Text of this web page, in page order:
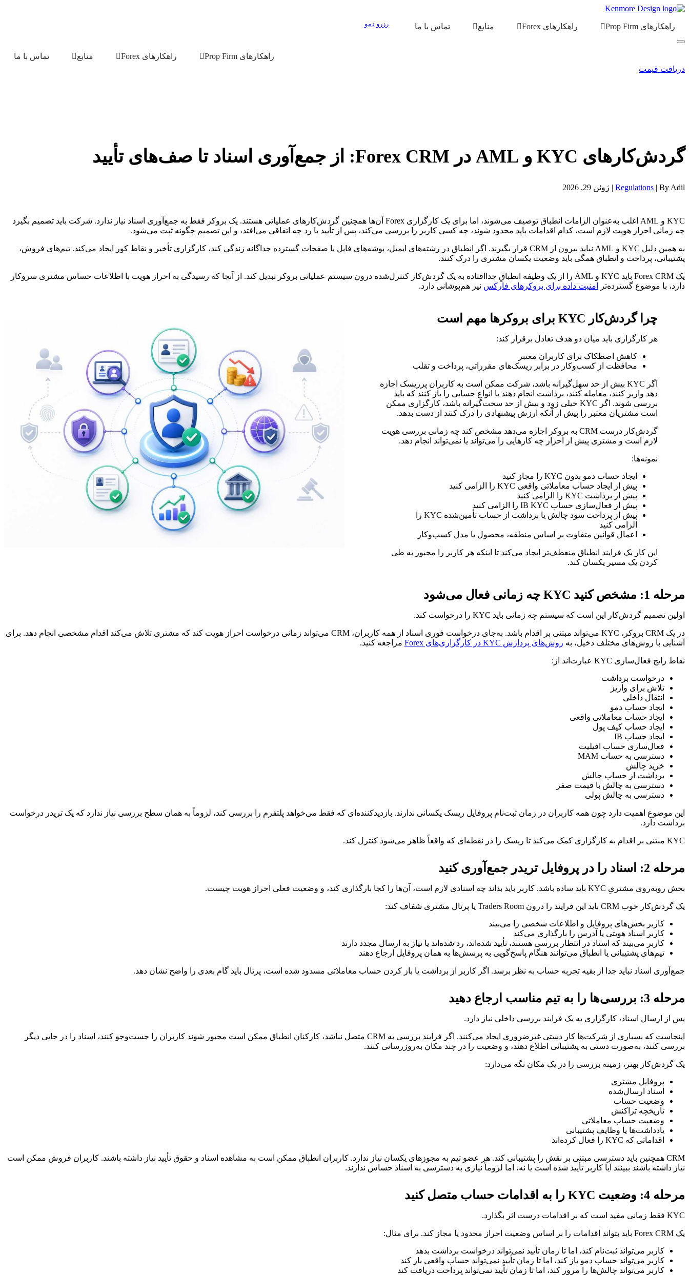
راهکارهای Prop Firm راهکارهای Forex منابع تماس با ما رزرو دمو
راهکارهای Prop Firm راهکارهای Forex منابع
تماس با ما
دریافت قیمت
گردش‌کارهای KYC و AML در Forex CRM: از جمع‌آوری اسناد تا صف‌های تأیید
By Adil |
Regulations | ژوئن 29, 2026
KYC و AML اغلب به‌عنوان الزامات انطباق توصیف می‌شوند، اما برای یک کارگزاری Forex آن‌ها همچنین گردش‌کارهای عملیاتی هستند. یک بروکر فقط به جمع‌آوری اسناد نیاز ندارد. شرکت باید تصمیم بگیرد
چه زمانی احراز هویت لازم است، کدام اقدامات باید محدود شوند، چه کسی کاربر را بررسی می‌کند، پس از تأیید یا رد چه اتفاقی می‌افتد، و این تصمیم چگونه ثبت می‌شود.
به همین دلیل KYC و AML نباید بیرون از CRM قرار بگیرند. اگر انطباق در رشته‌های ایمیل، پوشه‌های فایل یا صفحات گسترده جداگانه زندگی کند، کارگزاری تأخیر و نقاط کور ایجاد می‌کند. تیم‌های فروش،
پشتیبانی، پرداخت و انطباق همگی باید وضعیت یکسان مشتری را درک کنند.
یک Forex CRM باید KYC و AML را از یک وظیفه انطباقِ جداافتاده به یک گردش‌کار کنترل‌شده درون سیستم عملیاتی بروکر تبدیل کند. از آنجا که رسیدگی به احراز هویت با اطلاعات حساس مشتری سروکار
دارد، با موضوع گسترده‌تر
امنیت داده برای بروکرهای فارکس نیز هم‌پوشانی دارد.
چرا گردش‌کار KYC برای بروکرها مهم است
هر کارگزاری باید میان دو هدف تعادل برقرار کند:
کاهش اصطکاک برای کاربران معتبر
محافظت از کسب‌وکار در برابر ریسک‌های مقرراتی، پرداخت و تقلب
اگر KYC بیش از حد سهل‌گیرانه باشد، شرکت ممکن است به کاربران پرریسک اجازه
دهد واریز کنند، معامله کنند، برداشت انجام دهند یا انواع حسابی را باز کنند که باید
بررسی شوند. اگر KYC خیلی زود و بیش از حد سخت‌گیرانه باشد، کارگزاری ممکن
است مشتریان معتبر را پیش از آنکه ارزش پیشنهادی را درک کنند از دست بدهد.
گردش‌کار درست CRM به بروکر اجازه می‌دهد مشخص کند چه زمانی بررسی هویت
لازم است و مشتری پیش از احراز چه کارهایی را می‌تواند یا نمی‌تواند انجام دهد.
نمونه‌ها:
ایجاد حساب دمو بدون KYC را مجاز کنید
پیش از ایجاد حساب معاملاتی واقعی KYC را الزامی کنید
پیش از برداشت KYC را الزامی کنید
پیش از فعال‌سازی حساب IB KYC را الزامی کنید
پیش از پرداخت سود چالش یا برداشت از حساب تأمین‌شده KYC را
الزامی کنید
اعمال قوانین متفاوت بر اساس منطقه، محصول یا مدل کسب‌وکار
این کار یک فرایند انطباق منعطف‌تر ایجاد می‌کند تا اینکه هر کاربر را مجبور به طی
کردن یک مسیر یکسان کند.
مرحله 1: مشخص کنید KYC چه زمانی فعال می‌شود
اولین تصمیم گردش‌کار این است که سیستم چه زمانی باید KYC را درخواست کند.
در یک CRM بروکر، KYC می‌تواند مبتنی بر اقدام باشد. به‌جای درخواست فوری اسناد از همه کاربران، CRM می‌تواند زمانی درخواست احراز هویت کند که مشتری تلاش می‌کند اقدام مشخصی انجام دهد. برای
آشنایی با روش‌های مختلف دخیل، به روش‌های پردازش KYC در کارگزاری‌های Forex مراجعه کنید.
نقاط رایج فعال‌سازی KYC عبارت‌اند از:
درخواست برداشت
تلاش برای واریز
انتقال داخلی
ایجاد حساب دمو
ایجاد حساب معاملاتی واقعی
ایجاد حساب کیف پول
ایجاد حساب IB
فعال‌سازی حساب افیلیت
دسترسی به حساب MAM
خرید چالش
برداشت از حساب چالش
دسترسی به چالش با قیمت صفر
دسترسی به چالش پولی
این موضوع اهمیت دارد چون همه کاربران در زمان ثبت‌نام پروفایل ریسک یکسانی ندارند. بازدیدکننده‌ای که فقط می‌خواهد پلتفرم را بررسی کند، لزوماً به همان سطح بررسی نیاز ندارد که یک تریدر درخواست
برداشت دارد.
KYC مبتنی بر اقدام به کارگزاری کمک می‌کند تا ریسک را در نقطه‌ای که واقعاً ظاهر می‌شود کنترل کند.
مرحله 2: اسناد را در پروفایل تریدر جمع‌آوری کنید
بخش روبه‌روی مشتریِ KYC باید ساده باشد. کاربر باید بداند چه اسنادی لازم است، آن‌ها را کجا بارگذاری کند، و وضعیت فعلی احراز هویت چیست.
یک گردش‌کار خوب CRM باید این فرایند را درون Traders Room یا پرتال مشتری شفاف کند:
کاربر بخش‌های پروفایل و اطلاعات شخصی را می‌بیند
کاربر اسناد هویتی یا آدرس را بارگذاری می‌کند
کاربر می‌بیند که اسناد در انتظار بررسی هستند، تأیید شده‌اند، رد شده‌اند یا نیاز به ارسال مجدد دارند
تیم‌های پشتیبانی یا انطباق می‌توانند هنگام پاسخ‌گویی به پرسش‌ها به همان پروفایل ارجاع دهند
جمع‌آوری اسناد نباید جدا از بقیه تجربه حساب به نظر برسد. اگر کاربر از برداشت یا باز کردن حساب معاملاتی مسدود شده است، پرتال باید گام بعدی را واضح نشان دهد.
مرحله 3: بررسی‌ها را به تیم مناسب ارجاع دهید
پس از ارسال اسناد، کارگزاری به یک فرایند بررسی داخلی نیاز دارد.
اینجاست که بسیاری از شرکت‌ها کار دستی غیرضروری ایجاد می‌کنند. اگر فرایند بررسی به CRM متصل نباشد، کارکنان انطباق ممکن است مجبور شوند کاربران را جست‌وجو کنند، اسناد را در جایی دیگر
بررسی کنند، به‌صورت دستی به پشتیبانی اطلاع دهند، و وضعیت را در چند مکان به‌روزرسانی کنند.
یک گردش‌کار بهتر، زمینه بررسی را در یک مکان نگه می‌دارد:
پروفایل مشتری
اسناد ارسال‌شده
وضعیت حساب
تاریخچه تراکنش
وضعیت حساب معاملاتی
یادداشت‌ها یا وظایف پشتیبانی
اقداماتی که KYC را فعال کرده‌اند
CRM همچنین باید دسترسی مبتنی بر نقش را پشتیبانی کند. هر عضو تیم به مجوزهای یکسان نیاز ندارد. کاربران انطباق ممکن است به مشاهده اسناد و حقوق تأیید نیاز داشته باشند. کاربران فروش ممکن است
نیاز داشته باشند ببینند آیا کاربر تأیید شده است یا نه، اما لزوماً نیازی به دسترسی به اسناد حساس ندارند.
مرحله 4: وضعیت KYC را به اقدامات حساب متصل کنید
KYC فقط زمانی مفید است که بر اقدامات درست اثر بگذارد.
یک Forex CRM باید بتواند اقدامات را بر اساس وضعیت احراز محدود یا مجاز کند. برای مثال:
کاربر می‌تواند ثبت‌نام کند، اما تا زمان تأیید نمی‌تواند درخواست برداشت بدهد
کاربر می‌تواند حساب دمو باز کند، اما تا زمان تأیید نمی‌تواند حساب واقعی باز کند
کاربر می‌تواند چالش‌ها را مرور کند، اما تا زمان تأیید نمی‌تواند پرداخت دریافت کند